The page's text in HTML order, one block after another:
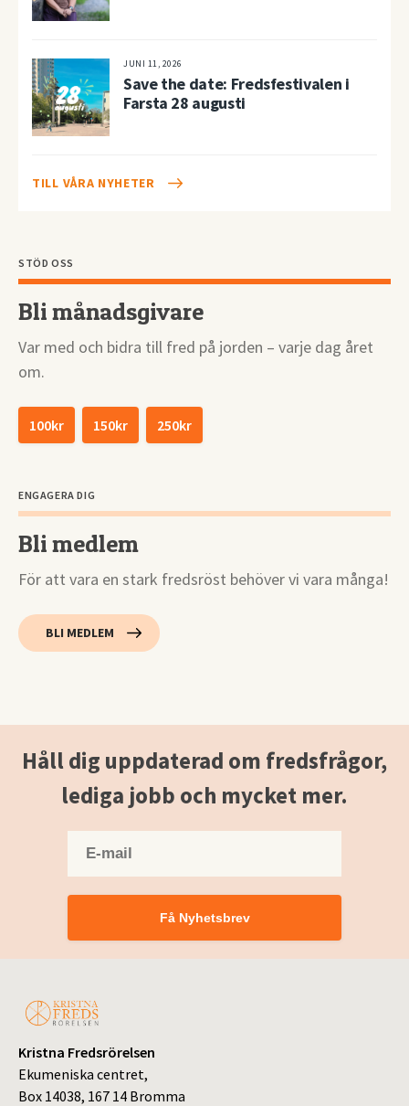
JUNI 11, 2026
Save the date: Fredsfestivalen i
Farsta 28 augusti
TILL VÅRA NYHETER
STÖD OSS
Bli månadsgivare
Var med och bidra till fred på jorden – varje dag året
om.
100kr 150kr 250kr
ENGAGERA DIG
Bli medlem
För att vara en stark fredsröst behöver vi vara många!
BLI MEDLEM
Håll dig uppdaterad om fredsfrågor,
lediga jobb och mycket mer.
Få Nyhetsbrev
Kristna Fredsrörelsen
Ekumeniska centret,
Box 14038, 167 14 Bromma